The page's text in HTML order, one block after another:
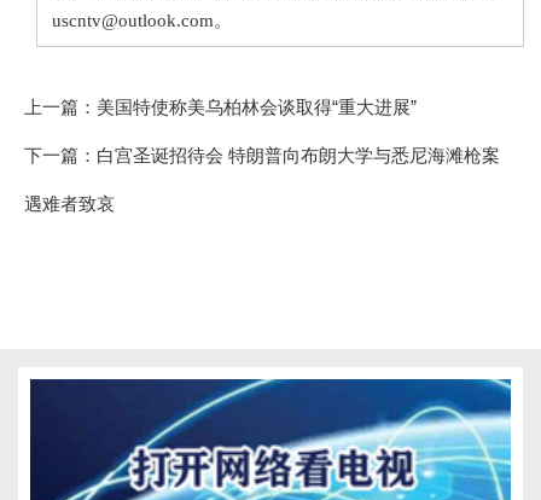
uscntv@outlook.com。
上一篇： 美国特使称美乌柏林会谈取得“重大进展”
下一篇： 白宫圣诞招待会 特朗普向布朗大学与悉尼海滩枪案
遇难者致哀